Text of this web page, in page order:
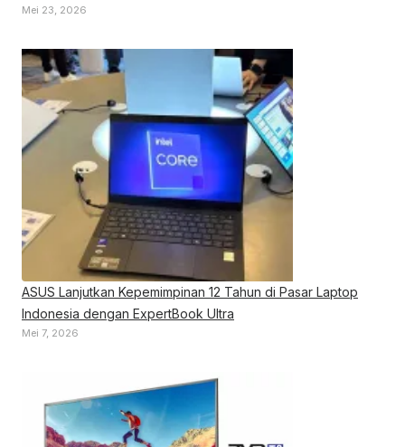
Mei 23, 2026
ASUS Lanjutkan Kepemimpinan 12 Tahun di Pasar Laptop
Indonesia dengan ExpertBook Ultra
Mei 7, 2026